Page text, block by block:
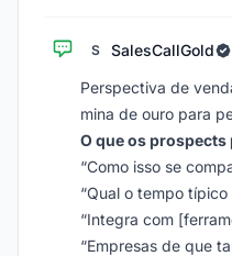
S SalesCallGold
Perspectiva de
mina de ouro para
O que os
“Como isso se
“Qual o tempo
“Integra com
“Empresas de que